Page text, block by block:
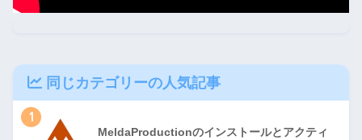
同じカテゴリーの人気記事
1
MeldaProductionのインストールとアクティ